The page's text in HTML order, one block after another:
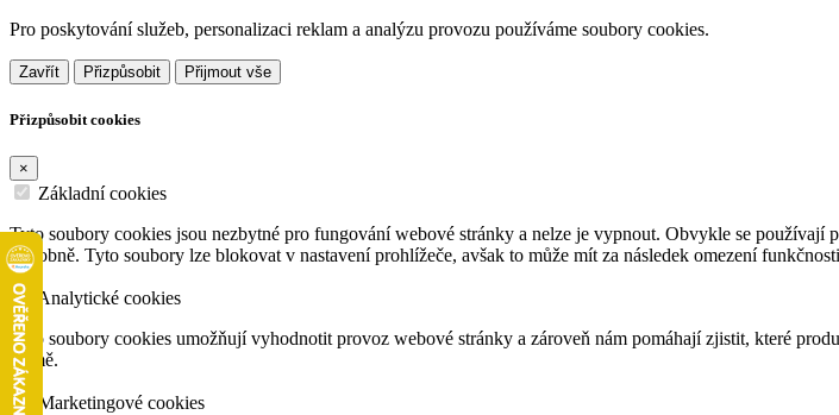
Pro poskytování služeb, personalizaci reklam a analýzu provozu používáme soubory cookies.
Zavřít Přizpůsobit Přijmout vše
Přizpůsobit cookies
×
Základní cookies
Tyto soubory cookies jsou nezbytné pro fungování webové stránky a nelze je vypnout. Obvykle se
podobně. Tyto soubory lze blokovat v nastavení prohlížeče, avšak to může mít za následek omezení
Analytické cookies
Tyto soubory cookies umožňují vyhodnotit provoz webové stránky a zároveň nám pomáhají zjistit, které
formě.
Marketingové cookies